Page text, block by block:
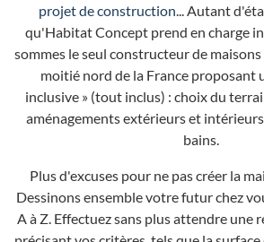
projet de construction... Autant
qu'Habitat Concept prend en charge
sommes le seul constructeur de
moitié nord de la France proposant
inclusive » (tout inclus) : choix du
aménagements extérieurs et
bains.
Plus d'excuses pour ne pas créer la
Dessinons ensemble votre futur chez
A à Z. Effectuez sans plus attendre une